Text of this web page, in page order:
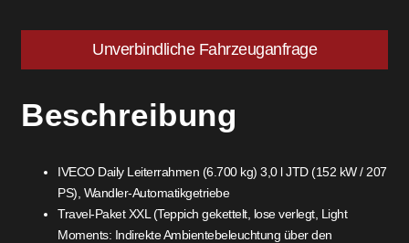
Unverbindliche Fahrzeuganfrage
Beschreibung
IVECO Daily Leiterrahmen (6.700 kg) 3,0 l JTD (152 kW / 207
PS), Wandler-Automatikgetriebe
Travel-Paket XXL (Teppich gekettelt, lose verlegt, Light
Moments: Indirekte Ambientebeleuchtung über den